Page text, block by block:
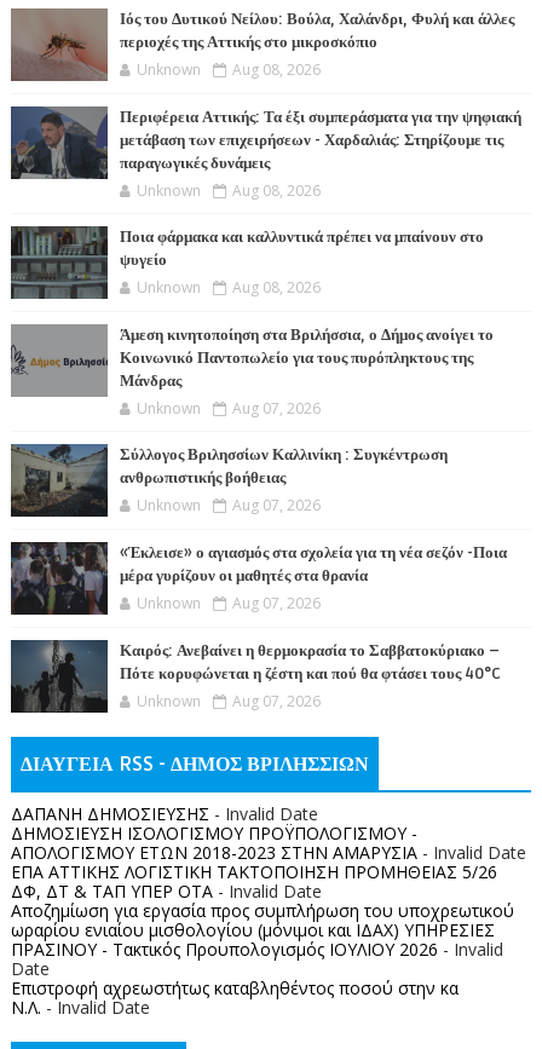
Ιός του Δυτικού Νείλου: Βούλα, Χαλάνδρι, Φυλή και άλλες
περιοχές της Αττικής στο μικροσκόπιο
Unknown Aug 08, 2026
Περιφέρεια Αττικής: Τα έξι συμπεράσματα για την ψηφιακή
μετάβαση των επιχειρήσεων - Χαρδαλιάς: Στηρίζουμε τις
παραγωγικές δυνάμεις
Unknown Aug 08, 2026
Ποια φάρμακα και καλλυντικά πρέπει να μπαίνουν στο
ψυγείο
Unknown Aug 08, 2026
Άμεση κινητοποίηση στα Βριλήσσια, ο Δήμος ανοίγει το
Κοινωνικό Παντοπωλείο για τους πυρόπληκτους της
Μάνδρας
Unknown Aug 07, 2026
Σύλλογος Βριλησσίων Καλλινίκη : Συγκέντρωση
ανθρωπιστικής βοήθειας
Unknown Aug 07, 2026
«Έκλεισε» ο αγιασμός στα σχολεία για τη νέα σεζόν -Ποια
μέρα γυρίζουν οι μαθητές στα θρανία
Unknown Aug 07, 2026
Καιρός: Ανεβαίνει η θερμοκρασία το Σαββατοκύριακο –
Πότε κορυφώνεται η ζέστη και πού θα φτάσει τους 40°C
Unknown Aug 07, 2026
ΔΙΑΥΓΕΙΑ RSS - ΔΗΜΟΣ ΒΡΙΛΗΣΣΙΩΝ
ΔΑΠΑΝΗ ΔΗΜΟΣΙΕΥΣΗΣ - Invalid Date
ΔΗΜΟΣΙΕΥΣΗ ΙΣΟΛΟΓΙΣΜΟΥ ΠΡΟΫΠΟΛΟΓΙΣΜΟΥ -
ΑΠΟΛΟΓΙΣΜΟΥ ΕΤΩΝ 2018-2023 ΣΤΗΝ ΑΜΑΡΥΣΙΑ- Invalid Date
ΕΠΑ ΑΤΤΙΚΗΣ ΛΟΓΙΣΤΙΚΗ ΤΑΚΤΟΠΟΙΗΣΗ ΠΡΟΜΗΘΕΙΑΣ 5/26
ΔΦ, ΔΤ & ΤΑΠ ΥΠΕΡ ΟΤΑ- Invalid Date
Αποζημίωση για εργασία προς συμπλήρωση του υποχρεωτικού
ωραρίου ενιαίου μισθολογίου (μόνιμοι και ΙΔΑΧ) ΥΠΗΡΕΣΙΕΣ
ΠΡΑΣΙΝΟΥ - Τακτικός Προυπολογισμός ΙΟΥΛΙΟΥ 2026 - Invalid
Date
Επιστροφή αχρεωστήτως καταβληθέντος ποσoύ στην κα
Ν.Λ. - Invalid Date